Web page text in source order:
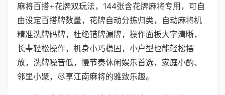
麻将百搭+花牌双玩法，144张含花牌麻将专用，可自
由设定百搭牌数量，花牌自动分拣归类，自动麻将机
精准洗牌码牌，杜绝错牌漏牌，操作面板大字清晰，
长辈轻松操作，机身小巧稳固，小户型也能轻松摆
放，洗牌噪音低，慢节奏休闲娱乐首选，家庭小酌、
邻里小聚，尽享江南麻将的雅致乐趣。